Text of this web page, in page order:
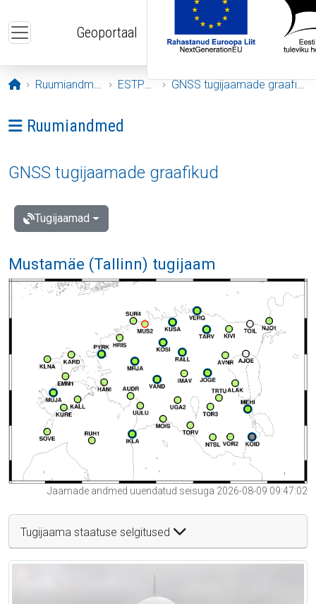
Geoportaal
Avaleht
Ruumiandmed ESTPOS GNSS tugijaamade graafikud
Ava menüü: Ruumiandmed
Ruumiandmed
GNSS tugijaamade graafikud
Tugijaamad
Mustamäe (Tallinn) tugijaam
Jaamade andmed uuendatud seisuga 2026-08-09 09:47:02
Tugijaama staatuse selgitused